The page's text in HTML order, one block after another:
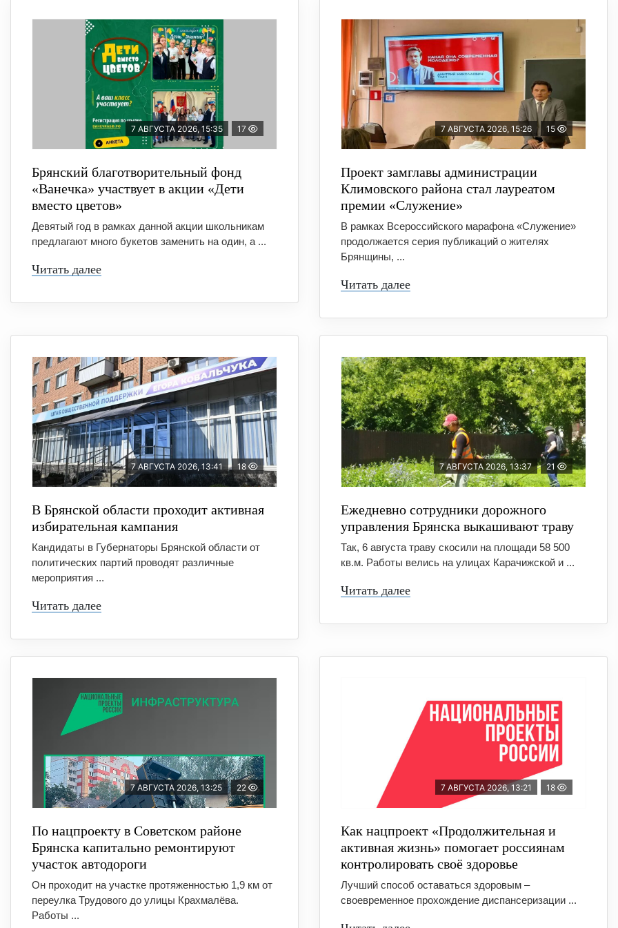
7 АВГУСТА 2026, 15:35 17
Брянский благотворительный фонд
«Ванечка» участвует в акции «Дети
вместо цветов»
Девятый год в рамках данной акции школьникам
предлагают много букетов заменить на один, а ...
Читать далее
7 АВГУСТА 2026, 15:26 15
Проект замглавы администрации
Климовского района стал лауреатом
премии «Служение»
В рамках Всероссийского марафона «Служение»
продолжается серия публикаций о жителях
Брянщины, ...
Читать далее
7 АВГУСТА 2026, 13:41 18
В Брянской области проходит активная
избирательная кампания
Кандидаты в Губернаторы Брянской области от
политических партий проводят различные
мероприятия ...
Читать далее
7 АВГУСТА 2026, 13:37 21
Ежедневно сотрудники дорожного
управления Брянска выкашивают траву
Так, 6 августа траву скосили на площади 58 500
кв.м. Работы велись на улицах Карачижской и ...
Читать далее
7 АВГУСТА 2026, 13:25 22
По нацпроекту в Советском районе
Брянска капитально ремонтируют
участок автодороги
Он проходит на участке протяженностью 1,9 км от
переулка Трудового до улицы Крахмалёва.
Работы ...
7 АВГУСТА 2026, 13:21 18
Как нацпроект «Продолжительная и
активная жизнь» помогает россиянам
контролировать своё здоровье
Лучший способ оставаться здоровым –
своевременное прохождение диспансеризации ...